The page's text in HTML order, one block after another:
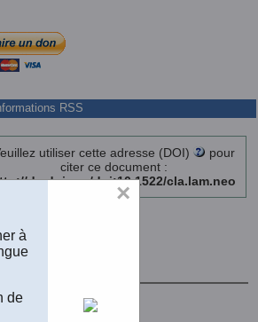
utiliser cette adresse (DOI)
pour
citer ce document :
dx.doi.org/doi:10.1522/cla.lam.neo
×
à
de